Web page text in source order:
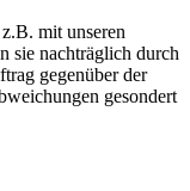
mit unseren
sie nachträglich durch
gegenüber der
gesondert